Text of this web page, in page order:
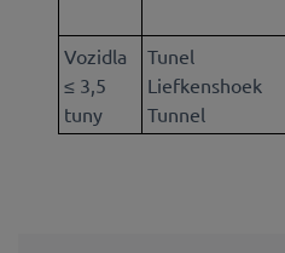
Vozidla
≤ 3,5
tuny
Tunel
Liefkenshoek
Tunnel